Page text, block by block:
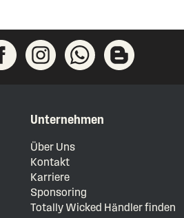
Unternehmen
Über Uns
Kontakt
Karriere
Sponsoring
Totally Wicked Händler finden